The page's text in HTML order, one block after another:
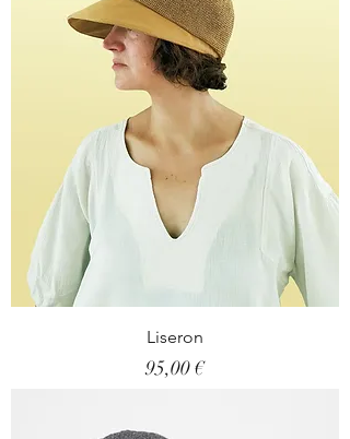
Liseron
Prix
95,00 €